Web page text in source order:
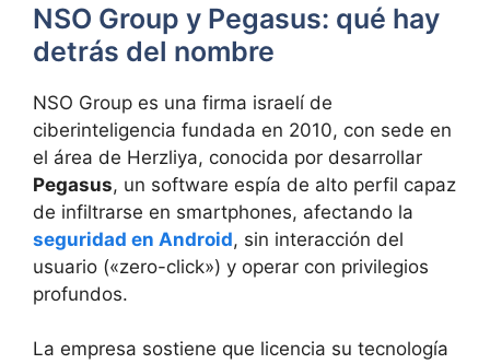
NSO Group y Pegasus: qué hay
detrás del nombre
NSO Group es una firma israelí de
ciberinteligencia fundada en 2010, con sede en
el área de Herzliya, conocida por desarrollar
Pegasus, un software espía de alto perfil capaz
de infiltrarse en smartphones, afectando la
seguridad en Android, sin interacción del
usuario («zero-click») y operar con privilegios
profundos.
La empresa sostiene que licencia su tecnología